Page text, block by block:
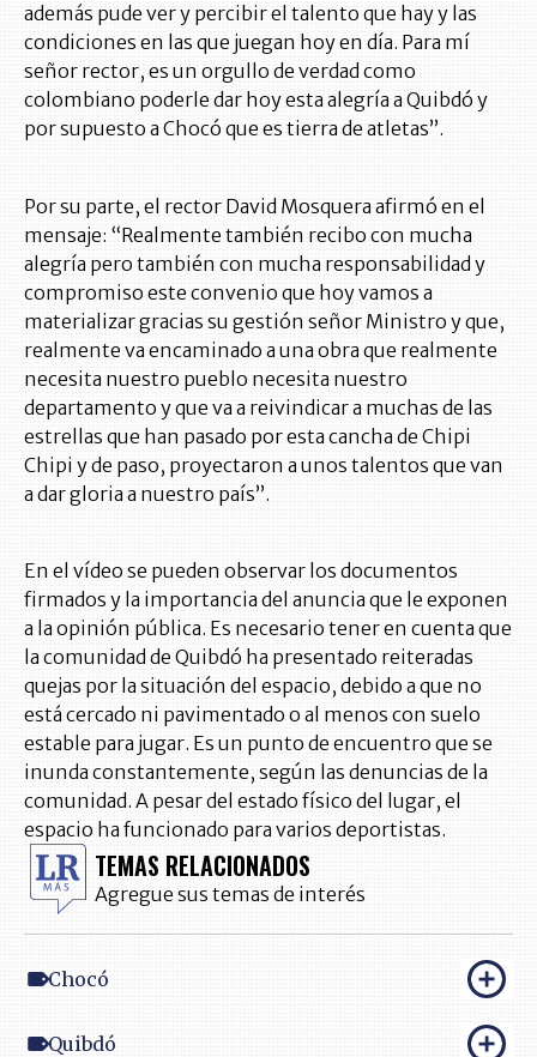
además pude ver y percibir el talento que hay y las
condiciones en las que juegan hoy en día. Para mí
señor rector, es un orgullo de verdad como
colombiano poderle dar hoy esta alegría a Quibdó y
por supuesto a Chocó que es tierra de atletas”.
Por su parte, el rector David Mosquera afirmó en el
mensaje: “Realmente también recibo con mucha
alegría pero también con mucha responsabilidad y
compromiso este convenio que hoy vamos a
materializar gracias su gestión señor Ministro y que,
realmente va encaminado a una obra que realmente
necesita nuestro pueblo necesita nuestro
departamento y que va a reivindicar a muchas de las
estrellas que han pasado por esta cancha de Chipi
Chipi y de paso, proyectaron a unos talentos que van
a dar gloria a nuestro país”.
En el vídeo se pueden observar los documentos
firmados y la importancia del anuncia que le exponen
a la opinión pública. Es necesario tener en cuenta que
la comunidad de Quibdó ha presentado reiteradas
quejas por la situación del espacio, debido a que no
está cercado ni pavimentado o al menos con suelo
estable para jugar. Es un punto de encuentro que se
inunda constantemente, según las denuncias de la
comunidad. A pesar del estado físico del lugar, el
espacio ha funcionado para varios deportistas.
TEMAS RELACIONADOS
Agregue sus temas de interés
Chocó
Quibdó